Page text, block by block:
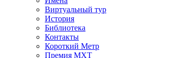
Виртуальный тур
История
Библиотека
Контакты
Короткий Метр
Премия МХТ